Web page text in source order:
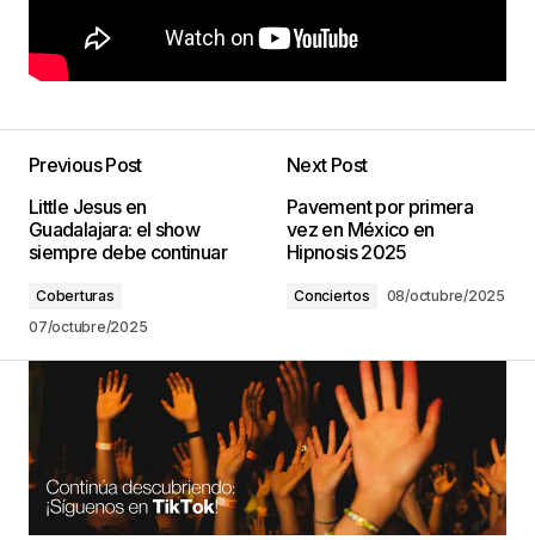
Previous Post
Little Jesus en
Guadalajara: el show
siempre debe continuar
Coberturas
07/octubre/2025
Next Post
Pavement por primera
vez en México en
Hipnosis 2025
Conciertos 08/octubre/2025